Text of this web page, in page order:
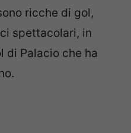
ricche di gol,
spettacolari, in
di Palacio che ha